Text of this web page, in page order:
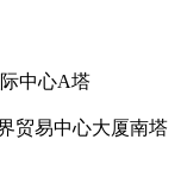
中心A塔
贸易中心大厦南塔